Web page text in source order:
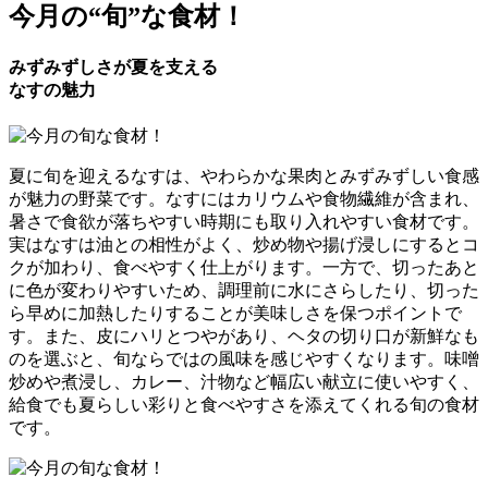
今月の“旬”な食材！
みずみずしさが夏を支える
なすの魅力
夏に旬を迎えるなすは、やわらかな果肉とみずみずしい食感
が魅力の野菜です。なすにはカリウムや食物繊維が含まれ、
暑さで食欲が落ちやすい時期にも取り入れやすい食材です。
実はなすは油との相性がよく、炒め物や揚げ浸しにするとコ
クが加わり、食べやすく仕上がります。一方で、切ったあと
に色が変わりやすいため、調理前に水にさらしたり、切った
ら早めに加熱したりすることが美味しさを保つポイントで
す。また、皮にハリとつやがあり、ヘタの切り口が新鮮なも
のを選ぶと、旬ならではの風味を感じやすくなります。味噌
炒めや煮浸し、カレー、汁物など幅広い献立に使いやすく、
給食でも夏らしい彩りと食べやすさを添えてくれる旬の食材
です。